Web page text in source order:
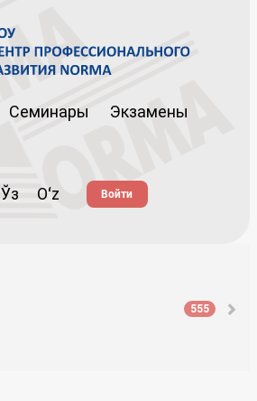
Семинары
Экзамены
Ўз Oʻz Войти
555